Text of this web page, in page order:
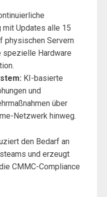
mit Updates alle 15
physischen Servern
spezielle Hardware
KI-basierte
und
über
Netzwerk hinweg.
den Bedarf an
und erzeugt
CMMC-Compliance